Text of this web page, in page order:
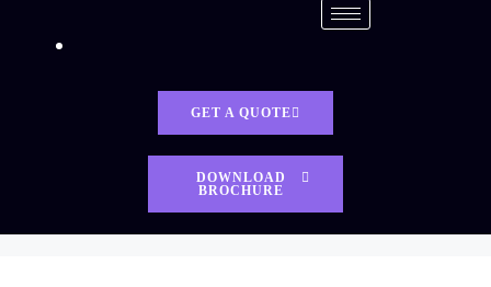
GET A QUOTE
DOWNLOAD
BROCHURE